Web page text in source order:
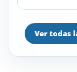
Ver todas